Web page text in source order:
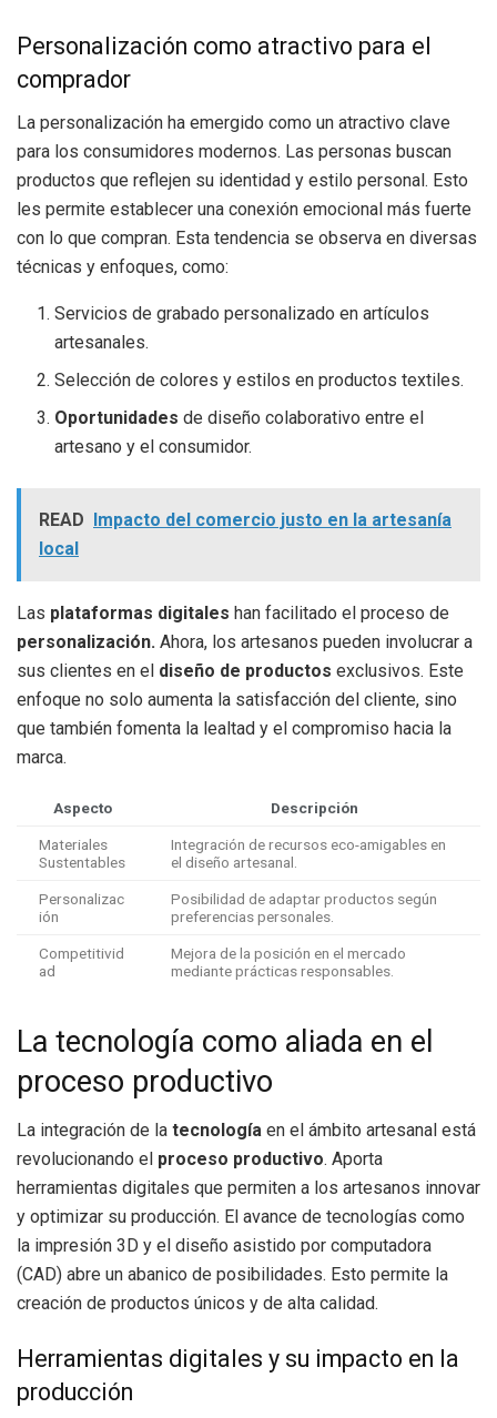
Personalización como atractivo para el
comprador
La personalización ha emergido como un atractivo clave
para los consumidores modernos. Las personas buscan
productos que reflejen su identidad y estilo personal. Esto
les permite establecer una conexión emocional más fuerte
con lo que compran. Esta tendencia se observa en diversas
técnicas y enfoques, como:
Servicios de grabado personalizado en artículos
artesanales.
Selección de colores y estilos en productos textiles.
Oportunidades de diseño colaborativo entre el
artesano y el consumidor.
READ Impacto del comercio justo en la artesanía
local
Las plataformas digitales han facilitado el proceso de
personalización. Ahora, los artesanos pueden involucrar a
sus clientes en el diseño de productos exclusivos. Este
enfoque no solo aumenta la satisfacción del cliente, sino
que también fomenta la lealtad y el compromiso hacia la
marca.
Aspecto Descripción
Materiales
Sustentables
Integración de recursos eco-amigables en
el diseño artesanal.
Personalizac
ión
Posibilidad de adaptar productos según
preferencias personales.
Competitivid
ad
Mejora de la posición en el mercado
mediante prácticas responsables.
La tecnología como aliada en el
proceso productivo
La integración de la tecnología en el ámbito artesanal está
revolucionando el proceso productivo. Aporta
herramientas digitales que permiten a los artesanos innovar
y optimizar su producción. El avance de tecnologías como
la impresión 3D y el diseño asistido por computadora
(CAD) abre un abanico de posibilidades. Esto permite la
creación de productos únicos y de alta calidad.
Herramientas digitales y su impacto en la
producción